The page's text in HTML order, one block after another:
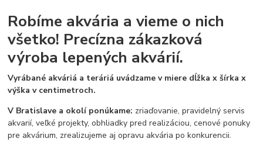
Robíme akvária a vieme o nich
všetko! Precízna zákazková
výroba lepených akvárií.
Vyrábané akváriá a teráriá uvádzame v miere dĺžka x šírka x
výška v centimetroch.
V Bratislave a okolí ponúkame: zriaďovanie, pravidelný servis
akvarií, veľké projekty, obhliadky pred realizáciou, cenové ponuky
pre akvárium, zrealizujeme aj opravu akvária po konkurencii.